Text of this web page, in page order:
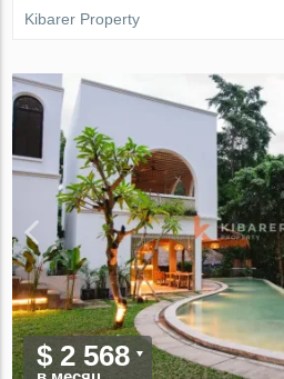
Kibarer Property
$ 2 568